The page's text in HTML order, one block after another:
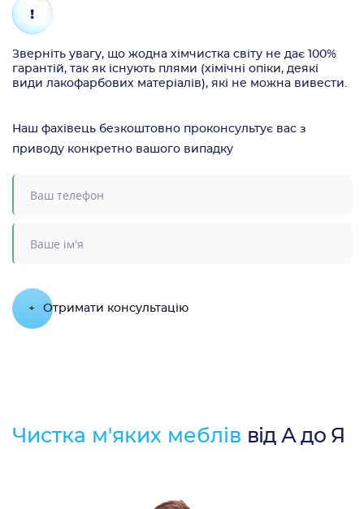
Зверніть увагу, що жодна хімчистка світу не дає 100%
гарантій, так як існують плями (хімічні опіки, деякі
види лакофарбових матеріалів), які не можна вивести.
Наш фахівець безкоштовно проконсультує вас з
приводу конкретно вашого випадку
+ Отримати консультацію
Чистка м'яких меблів від А до Я